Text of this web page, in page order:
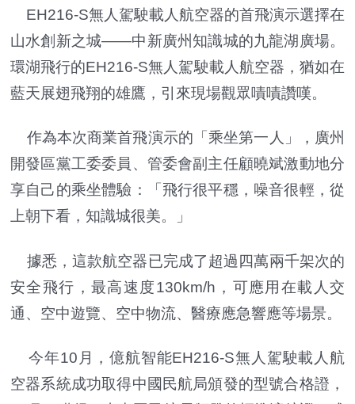
EH216-S無人駕駛載人航空器的首飛演示選擇在
山水創新之城——中新廣州知識城的九龍湖廣場。
環湖飛行的EH216-S無人駕駛載人航空器，猶如在
藍天展翅飛翔的雄鷹，引來現場觀眾嘖嘖讚嘆。
作為本次商業首飛演示的「乘坐第一人」，廣州
開發區黨工委委員、管委會副主任顧曉斌激動地分
享自己的乘坐體驗：「飛行很平穩，噪音很輕，從
上朝下看，知識城很美。」
據悉，這款航空器已完成了超過四萬兩千架次的
安全飛行，最高速度130km/h，可應用在載人交
通、空中遊覽、空中物流、醫療應急響應等場景。
今年10月，億航智能EH216-S無人駕駛載人航
空器系統成功取得中國民航局頒發的型號合格證，